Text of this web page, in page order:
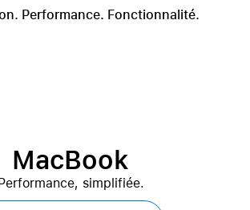
Performance. Fonctionnalité.
MacBook
simplifiée.